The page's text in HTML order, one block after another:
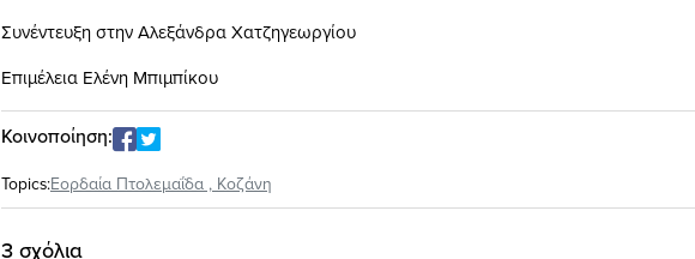
Συνέντευξη στην Αλεξάνδρα Χατζηγεωργίου
Επιμέλεια Ελένη Μπιμπίκου
Κοινοποίηση:
Topics:Εορδαία Πτολεμαΐδα , Κοζάνη
3 σχόλια